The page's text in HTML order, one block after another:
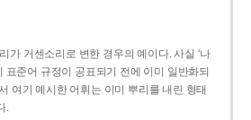
가 거센소리로 변한 경우의 예이다. 사실 ‘나
표준어 규정이 공표되기 전에 이미 일반화되
여기 예시한 어휘는 이미 뿌리를 내린 형태
.